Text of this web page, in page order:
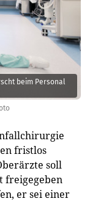
beim Personal
fristlos
soll
freigegeben
er sei einer